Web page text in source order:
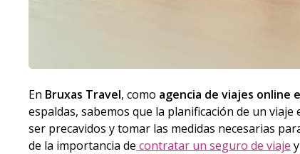
En Bruxas Travel, como agencia de viajes online
espaldas, sabemos que la planificación de un
ser precavidos y tomar las medidas necesarias
de la importancia de contratar un seguro de viaje